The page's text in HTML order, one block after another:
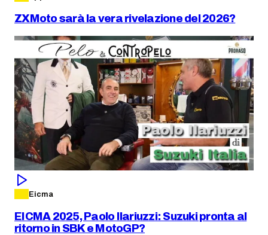
ZXMoto sarà la vera rivelazione del 2026?
Eicma
EICMA 2025, Paolo Ilariuzzi: Suzuki pronta al
ritorno in SBK e MotoGP?